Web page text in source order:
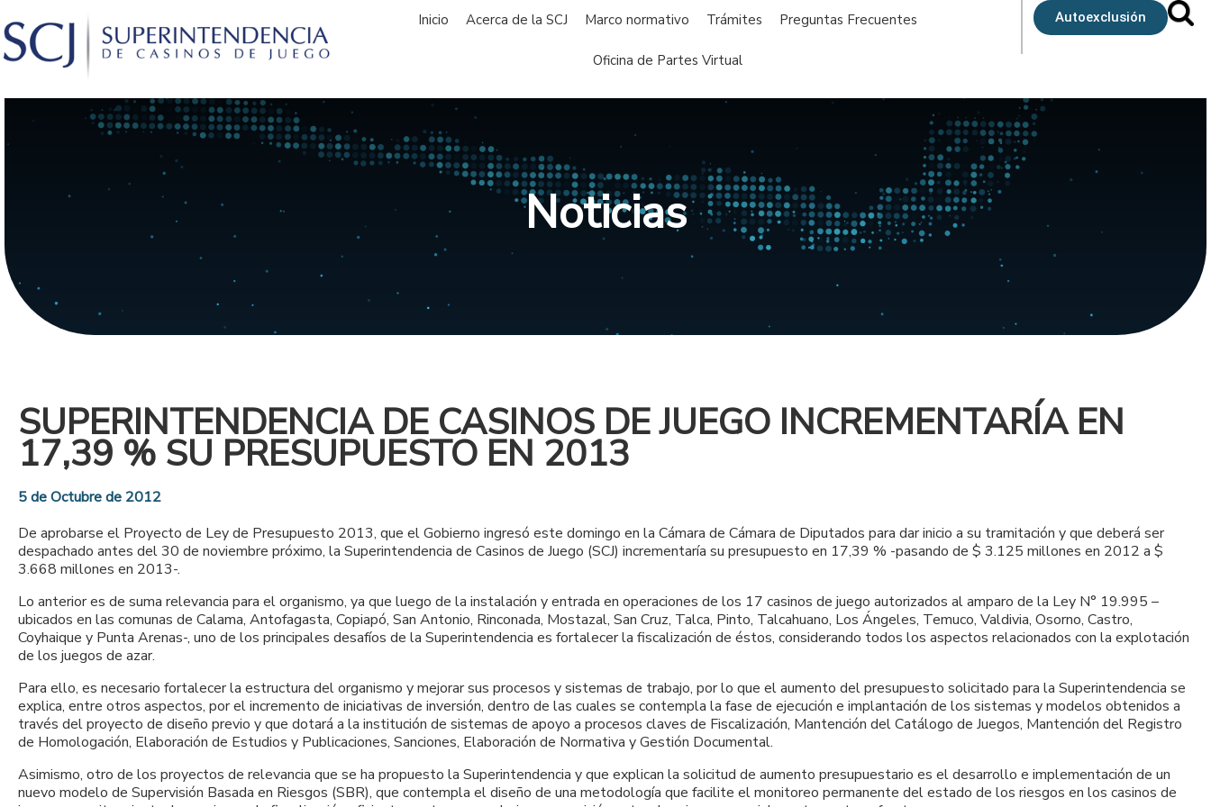
Inicio Acerca de la SCJ Marco normativo Trámites Preguntas Frecuentes
Oficina de Partes Virtual
Autoexclusión
Noticias
SUPERINTENDENCIA DE CASINOS DE JUEGO INCREMENTARÍA EN
17,39 % SU PRESUPUESTO EN 2013
5 de Octubre de 2012
De aprobarse el Proyecto de Ley de Presupuesto 2013, que el Gobierno ingresó este domingo en la Cámara de Cámara de Diputados para dar inicio a su tramitación y que deberá ser
despachado antes del 30 de noviembre próximo, la Superintendencia de Casinos de Juego (SCJ) incrementaría su presupuesto en 17,39 % -pasando de $ 3.125 millones en 2012 a $
3.668 millones en 2013-.
Lo anterior es de suma relevancia para el organismo, ya que luego de la instalación y entrada en operaciones de los 17 casinos de juego autorizados al amparo de la Ley N° 19.995 –
ubicados en las comunas de Calama, Antofagasta, Copiapó, San Antonio, Rinconada, Mostazal, San Cruz, Talca, Pinto, Talcahuano, Los Ángeles, Temuco, Valdivia, Osorno, Castro,
Coyhaique y Punta Arenas-, uno de los principales desafíos de la Superintendencia es fortalecer la fiscalización de éstos, considerando todos los aspectos relacionados con la explotación
de los juegos de azar.
Para ello, es necesario fortalecer la estructura del organismo y mejorar sus procesos y sistemas de trabajo, por lo que el aumento del presupuesto solicitado para la Superintendencia se
explica, entre otros aspectos, por el incremento de iniciativas de inversión, dentro de las cuales se contempla la fase de ejecución e implantación de los sistemas y modelos obtenidos a
través del proyecto de diseño previo y que dotará a la institución de sistemas de apoyo a procesos claves de Fiscalización, Mantención del Catálogo de Juegos, Mantención del Registro
de Homologación, Elaboración de Estudios y Publicaciones, Sanciones, Elaboración de Normativa y Gestión Documental.
Asimismo, otro de los proyectos de relevancia que se ha propuesto la Superintendencia y que explican la solicitud de aumento presupuestario es el desarrollo e implementación de un
nuevo modelo de Supervisión Basada en Riesgos (SBR), que contempla el diseño de una metodología que facilite el monitoreo permanente del estado de los riesgos en los casinos de